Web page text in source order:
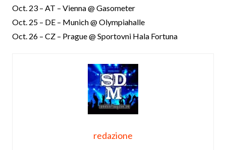
Oct. 23 – AT – Vienna @ Gasometer
Oct. 25 – DE – Munich @ Olympiahalle
Oct. 26 – CZ – Prague @ Sportovni Hala Fortuna
redazione